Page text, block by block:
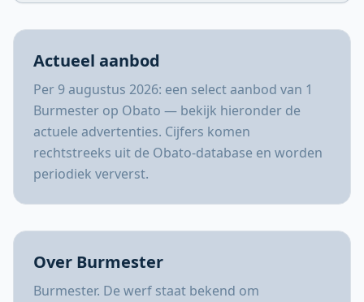
Actueel aanbod
Per 9 augustus 2026: een select aanbod van 1
Burmester op Obato — bekijk hieronder de
actuele advertenties. Cijfers komen
rechtstreeks uit de Obato-database en worden
periodiek ververst.
Over Burmester
Burmester. De werf staat bekend om